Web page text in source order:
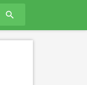
search